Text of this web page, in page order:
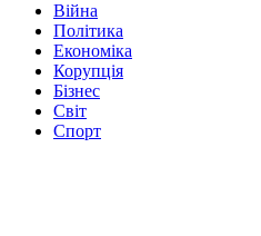
Війна
Політика
Економіка
Корупція
Бізнес
Світ
Спорт